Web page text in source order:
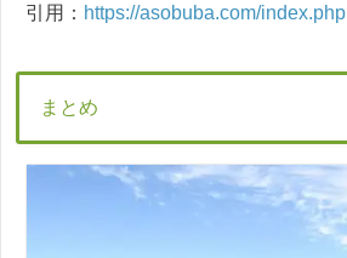
引用： https://asobuba.com/index.php
まとめ